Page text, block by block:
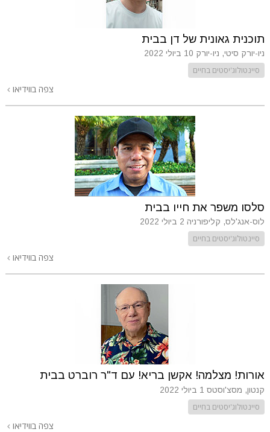
תוכנית גאונית של דן בבית
ניו-יורק סיטי, ניו-יורק 10 ביולי 2022
סיינטולוג'יסטים בחיים
צפה בווידיאו
סלסו משפר את חייו בבית
לוס-אנג'לס, קליפורניה 2 ביולי 2022
סיינטולוג'יסטים בחיים
צפה בווידיאו
אורות! מצלמה! אקשן בריא! עם ד"ר רוברט בבית
קנטון, מסצ'וסטס 1 ביולי 2022
סיינטולוג'יסטים בחיים
צפה בווידיאו